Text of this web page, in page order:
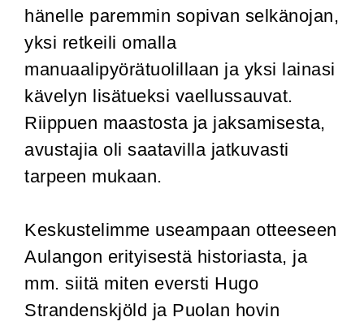
hänelle paremmin sopivan selkänojan,
yksi retkeili omalla
manuaalipyörätuolillaan ja yksi lainasi
kävelyn lisätueksi vaellussauvat.
Riippuen maastosta ja jaksamisesta,
avustajia oli saatavilla jatkuvasti
tarpeen mukaan.
Keskustelimme useampaan otteeseen
Aulangon erityisestä historiasta, ja
mm. siitä miten eversti Hugo
Strandenskjöld ja Puolan hovin